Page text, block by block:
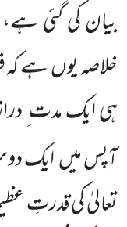
بیان کی گئی
خلاصہ یوںہے کہ
ہی ایک مدت
آپس میںایک
تعالیٰ کی قدرتِ